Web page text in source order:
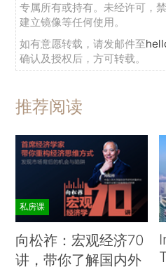
专属所有或持有。未经许可，
建立镜像等任何使用。
如有意愿转载，请发邮件至
确认及授权后，方可转载。
推荐阅读
私房课
向松祚：宏观经济70
讲，带你了解国内外